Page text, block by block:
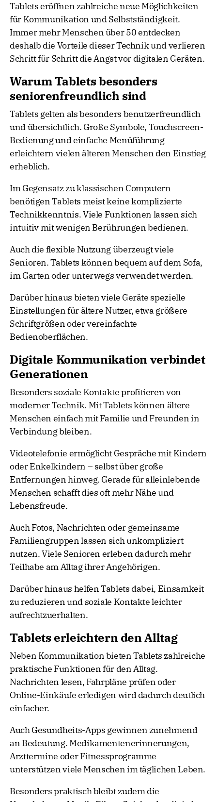
Tablets eröffnen zahlreiche neue Möglichkeiten
für Kommunikation und Selbstständigkeit.
Immer mehr Menschen über 50 entdecken
deshalb die Vorteile dieser Technik und verlieren
Schritt für Schritt die Angst vor digitalen Geräten.
Warum Tablets besonders
seniorenfreundlich sind
Tablets gelten als besonders benutzerfreundlich
und übersichtlich. Große Symbole, Touchscreen-
Bedienung und einfache Menüführung
erleichtern vielen älteren Menschen den Einstieg
erheblich.
Im Gegensatz zu klassischen Computern
benötigen Tablets meist keine komplizierte
Technikkenntnis. Viele Funktionen lassen sich
intuitiv mit wenigen Berührungen bedienen.
Auch die flexible Nutzung überzeugt viele
Senioren. Tablets können bequem auf dem Sofa,
im Garten oder unterwegs verwendet werden.
Darüber hinaus bieten viele Geräte spezielle
Einstellungen für ältere Nutzer, etwa größere
Schriftgrößen oder vereinfachte
Bedienoberflächen.
Digitale Kommunikation verbindet
Generationen
Besonders soziale Kontakte profitieren von
moderner Technik. Mit Tablets können ältere
Menschen einfach mit Familie und Freunden in
Verbindung bleiben.
Videotelefonie ermöglicht Gespräche mit Kindern
oder Enkelkindern – selbst über große
Entfernungen hinweg. Gerade für alleinlebende
Menschen schafft dies oft mehr Nähe und
Lebensfreude.
Auch Fotos, Nachrichten oder gemeinsame
Familiengruppen lassen sich unkompliziert
nutzen. Viele Senioren erleben dadurch mehr
Teilhabe am Alltag ihrer Angehörigen.
Darüber hinaus helfen Tablets dabei, Einsamkeit
zu reduzieren und soziale Kontakte leichter
aufrechtzuerhalten.
Tablets erleichtern den Alltag
Neben Kommunikation bieten Tablets zahlreiche
praktische Funktionen für den Alltag.
Nachrichten lesen, Fahrpläne prüfen oder
Online-Einkäufe erledigen wird dadurch deutlich
einfacher.
Auch Gesundheits-Apps gewinnen zunehmend
an Bedeutung. Medikamentenerinnerungen,
Arzttermine oder Fitnessprogramme
unterstützen viele Menschen im täglichen Leben.
Besonders praktisch bleibt zudem die